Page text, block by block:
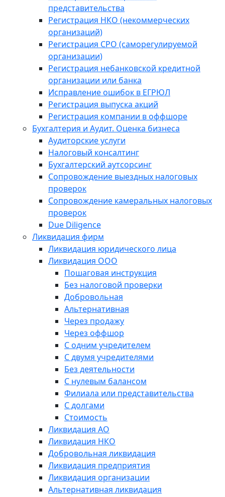
представительства
Регистрация НКО (некоммерческих
организаций)
Регистрация СРО (саморегулируемой
организации)
Регистрация небанковской кредитной
организации или банка
Исправление ошибок в ЕГРЮЛ
Регистрация выпуска акций
Регистрация компании в оффшоре
Бухгалтерия и Аудит. Оценка бизнеса
Аудиторские услуги
Налоговый консалтинг
Бухгалтерский аутсорсинг
Сопровождение выездных налоговых
проверок
Сопровождение камеральных налоговых
проверок
Due Diligence
Ликвидация фирм
Ликвидация юридического лица
Ликвидация ООО
Пошаговая инструкция
Без налоговой проверки
Добровольная
Альтернативная
Через продажу
Через оффшор
С одним учредителем
С двумя учредителями
Без деятельности
С нулевым балансом
Филиала или представительства
С долгами
Стоимость
Ликвидация АО
Ликвидация НКО
Добровольная ликвидация
Ликвидация предприятия
Ликвидация организации
Альтернативная ликвидация